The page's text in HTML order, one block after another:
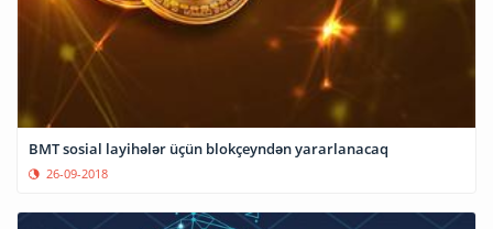
BMT sosial layihələr üçün blokçeyndən yararlanacaq
26-09-2018